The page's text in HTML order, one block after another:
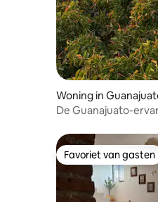
Woning in
De Guanajuato-
Favoriet van gasten
Favoriet van gasten